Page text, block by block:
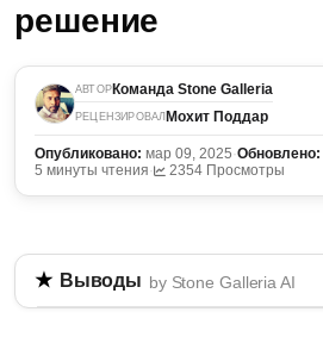
решение
АВТОР Команда Stone Galleria
РЕЦЕНЗИРОВАЛ Мохит Поддар
Опубликовано: мар 09, 2025·Обновлено:
5 минуты чтения· 2354 Просмотры
Выводы by Stone Galleria AI